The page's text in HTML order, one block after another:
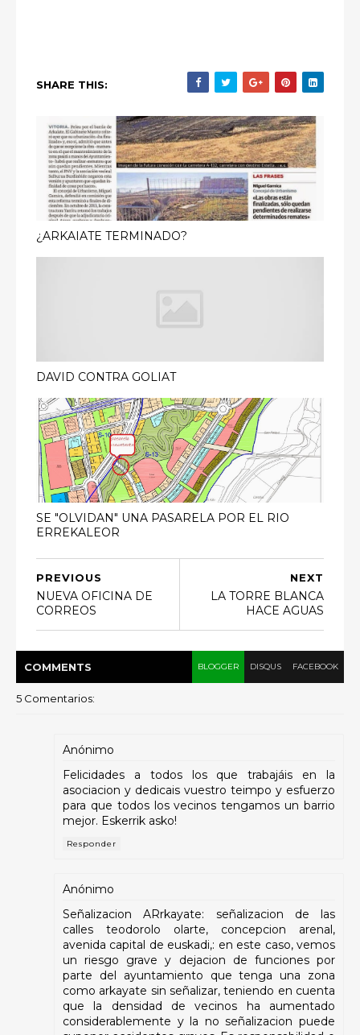
SHARE THIS:
¿ARKAIATE TERMINADO?
DAVID CONTRA GOLIAT
SE "OLVIDAN" UNA PASARELA POR EL RIO
ERREKALEOR
NEXT
LA TORRE BLANCA
HACE AGUAS
PREVIOUS
NUEVA OFICINA DE
CORREOS
COMMENTS BLOGGER DISQUS FACEBOOK
5 Comentarios:
Anónimo
Felicidades a todos los que trabajáis en la
asociacion y dedicais vuestro teimpo y esfuerzo
para que todos los vecinos tengamos un barrio
mejor. Eskerrik asko!
Responder
Anónimo
Señalizacion ARrkayate: señalizacion de las
calles teodorolo olarte, concepcion arenal,
avenida capital de euskadi,: en este caso, vemos
un riesgo grave y dejacion de funciones por
parte del ayuntamiento que tenga una zona
como arkayate sin señalizar, teniendo en cuenta
que la densidad de vecinos ha aumentado
considerablemente y la no señalizacion puede